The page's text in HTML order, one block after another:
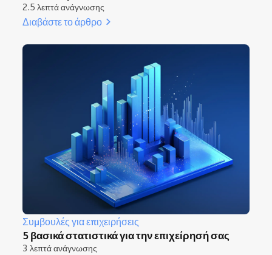
2.5 λεπτά ανάγνωσης
Διαβάστε το άρθρο
Συμβουλές για επιχειρήσεις
5 βασικά στατιστικά για την επιχείρησή σας
3 λεπτά ανάγνωσης